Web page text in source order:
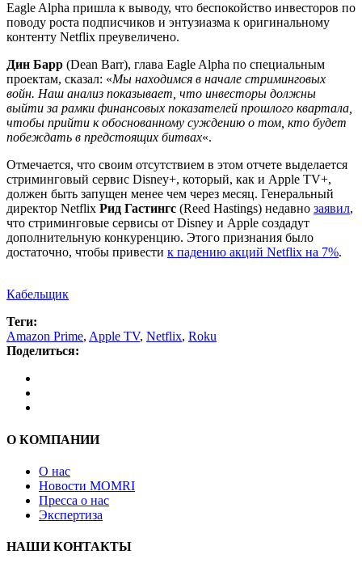
Eagle Alpha пришла к выводу, что беспокойство инвесторов по
поводу роста подписчиков и энтузиазма к оригинальному
контенту Netflix преувеличено.
Дин Барр (Dean Barr), глава Eagle Alpha по специальным
проектам, сказал: «Мы находимся в начале стриминговых
войн. Наш анализ показывает, что инвесторы должны
выйти за рамки финансовых показателей прошлого квартала,
чтобы прийти к обоснованному суждению о том, кто будет
побеждать в предстоящих битвах«.
Отмечается, что своим отсутствием в этом отчете выделается
стриминговый сервис Disney+, который, как и Apple TV+,
должен быть запущен менее чем через месяц. Генеральный
директор Netflix Рид Гастингс (Reed Hastings) недавно заявил,
что стриминговые сервисы от Disney и Apple создадут
дополнительную конкуренцию. Этого признания было
достаточно, чтобы привести к падению акций Netflix на 7%.
Кабельщик
Теги:
Amazon Prime, Apple TV, Netflix, Roku
Поделиться:
О КОМПАНИИ
О нас
Новости MOMRI
Пресса о нас
Экспертиза
НАШИ КОНТАКТЫ